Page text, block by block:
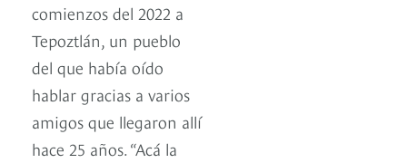
comienzos del 2022 a
Tepoztlán, un pueblo
del que había oído
hablar gracias a varios
amigos que llegaron allí
hace 25 años. “Acá la